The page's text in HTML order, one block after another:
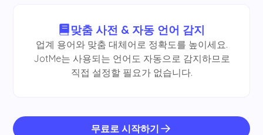
맞춤 사전 & 자동 언어 감지
업계 용어와 맞춤 대체어로 정확도를 높이세요.
JotMe는 사용되는 언어도 자동으로 감지하므로
직접 설정할 필요가 없습니다.
무료로 시작하기